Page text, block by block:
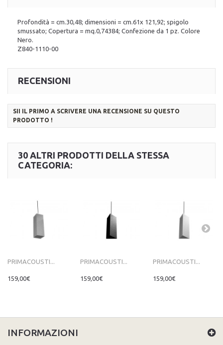
Profondità = cm.30,48; dimensioni = cm.61x 121,92; spigolo
smussato; Copertura = mq.0,74384; Confezione da 1 pz. Colore
Nero.
Z840-1110-00
RECENSIONI
SII IL PRIMO A SCRIVERE UNA RECENSIONE SU QUESTO
PRODOTTO !
30 ALTRI PRODOTTI DELLA STESSA
CATEGORIA:
PRIMACOUSTI...
159,00€
PRIMACOUSTI...
159,00€
PRIMACOUSTI...
159,00€
INFORMAZIONI